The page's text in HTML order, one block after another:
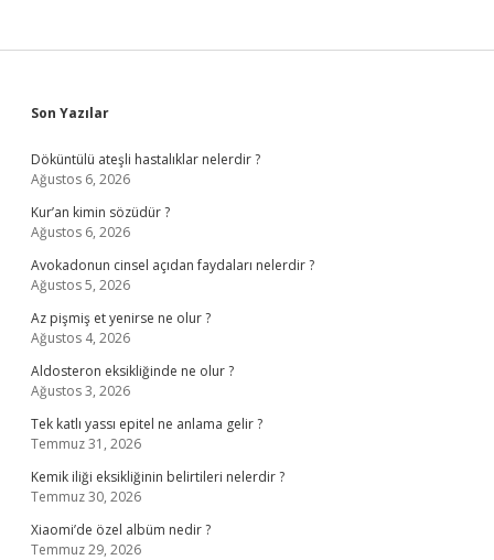
Sidebar
Son Yazılar
Döküntülü ateşli hastalıklar nelerdir ?
Ağustos 6, 2026
Kur’an kimin sözüdür ?
Ağustos 6, 2026
Avokadonun cinsel açıdan faydaları nelerdir ?
Ağustos 5, 2026
Az pişmiş et yenirse ne olur ?
Ağustos 4, 2026
Aldosteron eksikliğinde ne olur ?
Ağustos 3, 2026
Tek katlı yassı epitel ne anlama gelir ?
Temmuz 31, 2026
Kemik iliği eksikliğinin belirtileri nelerdir ?
Temmuz 30, 2026
Xiaomi’de özel albüm nedir ?
Temmuz 29, 2026